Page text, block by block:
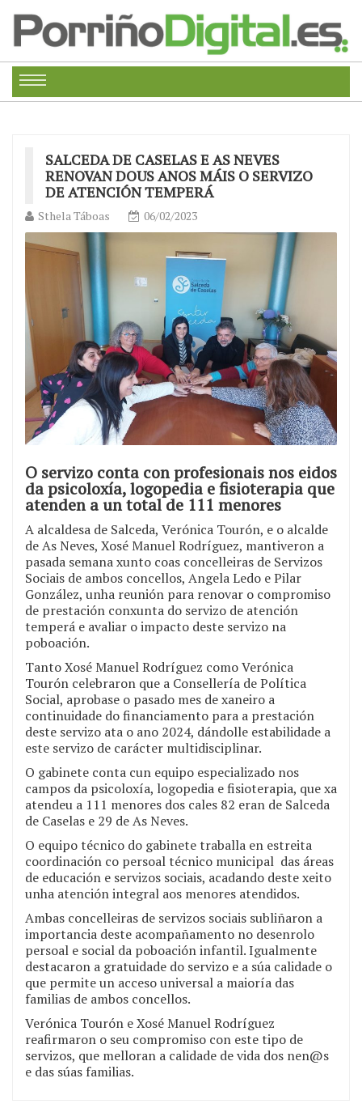
SALCEDA DE CASELAS E AS NEVES
RENOVAN DOUS ANOS MÁIS O SERVIZO
DE ATENCIÓN TEMPERÁ
Sthela Táboas 06/02/2023
O servizo conta con profesionais nos eidos
da psicoloxía, logopedia e fisioterapia que
atenden a un total de 111 menores
A alcaldesa de Salceda, Verónica Tourón, e o alcalde
de As Neves, Xosé Manuel Rodríguez, mantiveron a
pasada semana xunto coas concelleiras de Servizos
Sociais de ambos concellos, Angela Ledo e Pilar
González, unha reunión para renovar o compromiso
de prestación conxunta do servizo de atención
temperá e avaliar o impacto deste servizo na
poboación.
Tanto Xosé Manuel Rodríguez como Verónica
Tourón celebraron que a Consellería de Política
Social, aprobase o pasado mes de xaneiro a
continuidade do financiamento para a prestación
deste servizo ata o ano 2024, dándolle estabilidade a
este servizo de carácter multidisciplinar.
O gabinete conta cun equipo especializado nos
campos da psicoloxía, logopedia e fisioterapia, que xa
atendeu a 111 menores dos cales 82 eran de Salceda
de Caselas e 29 de As Neves.
O equipo técnico do gabinete traballa en estreita
coordinación co persoal técnico municipal das áreas
de educación e servizos sociais, acadando deste xeito
unha atención integral aos menores atendidos.
Ambas concelleiras de servizos sociais subliñaron a
importancia deste acompañamento no desenrolo
persoal e social da poboación infantil. Igualmente
destacaron a gratuidade do servizo e a súa calidade o
que permite un acceso universal a maioría das
familias de ambos concellos.
Verónica Tourón e Xosé Manuel Rodríguez
reafirmaron o seu compromiso con este tipo de
servizos, que melloran a calidade de vida dos nen@s
e das súas familias.